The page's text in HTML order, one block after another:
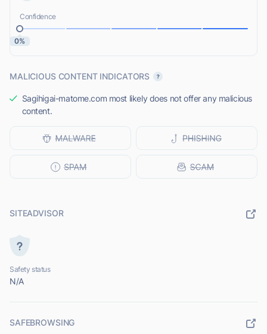
Confidence
0%
MALICIOUS CONTENT INDICATORS
Sagihigai-matome.com most likely does not offer any malicious
content.
SITEADVISOR
Safety status
N/A
SAFEBROWSING